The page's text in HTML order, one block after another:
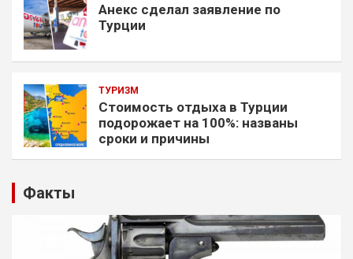
Анекс сделал заявление по
Турции
ТУРИЗМ
Стоимость отдыха в Турции
подорожает на 100%: названы
сроки и причины
Факты